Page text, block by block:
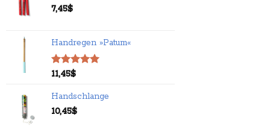
7,45$
Handregen »Patum«
Bewertet
von 5
11,45$
Handschlange
10,45$